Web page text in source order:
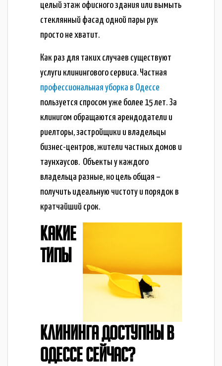
целый этаж офисного здания или вымыть
стеклянный фасад одной пары рук
просто не хватит.
Как раз для таких случаев существуют
услуги клинингового сервиса. Частная
профессиональная уборка в Одессе
пользуется спросом уже более 15 лет. За
клинигом обращаются арендодатели и
риелторы, застройщики и владельцы
бизнес-центров, жители частных домов и
таунхаусов. Объекты у каждого
владельца разные, но цель общая –
получить идеальную чистоту и порядок в
кратчайший срок.
КАКИЕ
ТИПЫ
КЛИНИНГА ДОСТУПНЫ В
ОДЕССЕ СЕЙЧАС?